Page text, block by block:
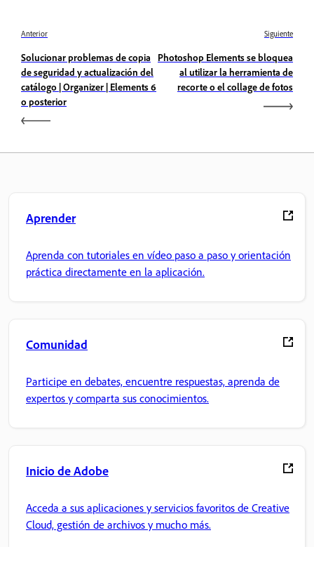
Anterior
Solucionar problemas de copia
de seguridad y actualización del
catálogo | Organizer | Elements 6
o posterior
Siguiente
Photoshop Elements se bloquea
al utilizar la herramienta de
recorte o el collage de fotos
Aprender
Aprenda con tutoriales en vídeo paso a paso y orientación
práctica directamente en la aplicación.
Comunidad
Participe en debates, encuentre respuestas, aprenda de
expertos y comparta sus conocimientos.
Inicio de Adobe
Acceda a sus aplicaciones y servicios favoritos de Creative
Cloud, gestión de archivos y mucho más.